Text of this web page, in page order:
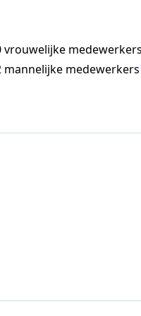
vrouwelijke
mannelijke medewerkers